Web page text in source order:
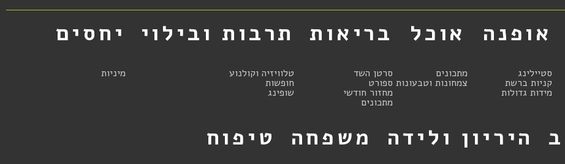
אופנה
סטיילינג
קניות ברשת
מידות גדולות
אוכל
מתכונים
צמחונות וטבעונות
בריאות
סרטן השד
ספורט
מחזור חודשי
מתכונים
תרבות ובילוי
טלוויזיה וקולנוע
חופשות
שופינג
יחסים
מיניות
היריון ולידה משפחה טיפוח